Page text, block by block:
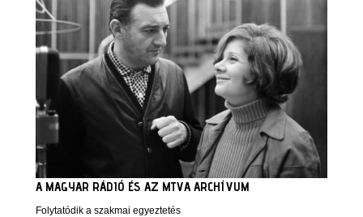
A MAGYAR RÁDIÓ ÉS AZ MTVA ARCHÍVUM
Folytatódik a szakmai egyeztetés